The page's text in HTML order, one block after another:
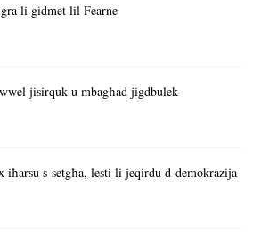
li gidmet lil Fearne
jisirquk u mbagħad jigdbulek
iħarsu s-setgħa, lesti li jeqirdu d-demokrazija